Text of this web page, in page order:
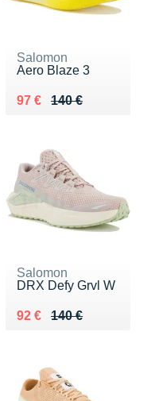
Salomon
Aero Blaze 3
140 €
Au lieu de 140 €
97 €
Vendu 97 €
Salomon
DRX Defy Grvl W
140 €
Au lieu de 140 €
92 €
Vendu 92 €